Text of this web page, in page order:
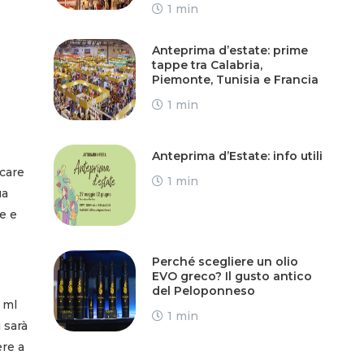
e
ml
a
1 min
Anteprima d’estate: prime
tappe tra Calabria,
Piemonte, Tunisia e Francia
1 min
Anteprima d’Estate: info utili
1 min
Perché scegliere un olio
EVO greco? Il gusto antico
del Peloponneso
1 min